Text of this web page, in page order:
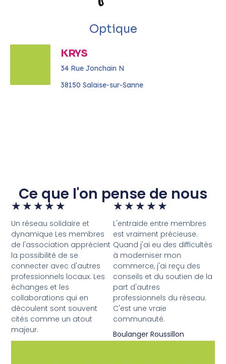
Optique
KRYS
34 Rue Jonchain N
38150 Salaise-sur-Sanne
Ce que l'on pense de nous
★ ★ ★ ★ ★
Un réseau solidaire et
dynamique Les membres
de l'association apprécient
la possibilité de se
connecter avec d'autres
professionnels locaux. Les
échanges et les
collaborations qui en
découlent sont souvent
cités comme un atout
majeur.
★ ★ ★ ★ ★
L'entraide entre membres
est vraiment précieuse.
Quand j'ai eu des difficultés
à moderniser mon
commerce, j'ai reçu des
conseils et du soutien de la
part d'autres
professionnels du réseau.
C'est une vraie
communauté.
Boulanger Roussillon